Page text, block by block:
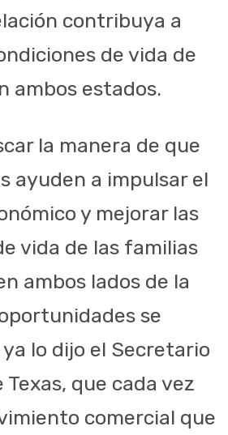
contribuya a
de vida de
ambos estados.
la manera de que
ayuden a impulsar el
y mejorar las
vida de las familias
ambos lados de la
se
lo dijo el Secretario
que cada vez
comercial que